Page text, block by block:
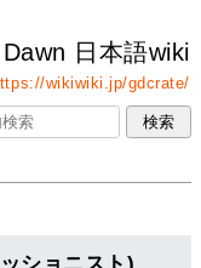
日本語wiki
wikiwiki.jp/gdcrate/